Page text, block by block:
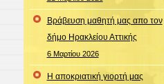
Βράβευση μαθητή μας απο τον
δήμο Ηρακλείου Αττικής
6 Μαρτίου 2026
Η αποκριατική γιορτή μας